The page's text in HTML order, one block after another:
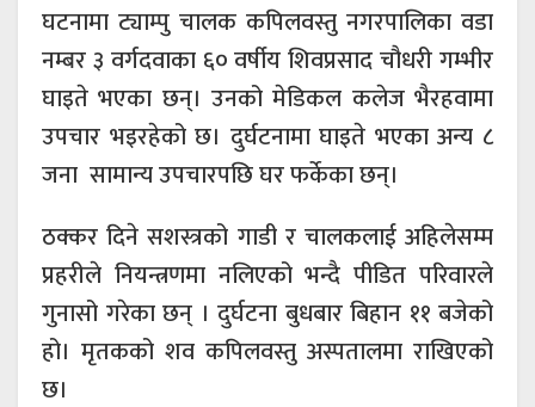
घटनामा ट्याम्पु चालक कपिलवस्तु नगरपालिका वडा
नम्बर ३ वर्गदवाका ६० वर्षीय शिवप्रसाद चौधरी गम्भीर
घाइते भएका छन्। उनको मेडिकल कलेज भैरहवामा
उपचार भइरहेको छ। दुर्घटनामा घाइते भएका अन्य ८
जना सामान्य उपचारपछि घर फर्केका छन्।
ठक्कर दिने सशस्त्रको गाडी र चालकलाई अहिलेसम्म
प्रहरीले नियन्त्रणमा नलिएको भन्दै पीडित परिवारले
गुनासो गरेका छन् । दुर्घटना बुधबार बिहान ११ बजेको
हो। मृतकको शव कपिलवस्तु अस्पतालमा राखिएको
छ।